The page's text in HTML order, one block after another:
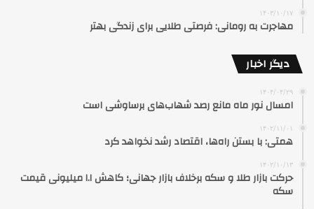
۱۴۰۳/۱۰/۱۷
مهاجرت به رومانی: فرصتی طلایی برای زندگی بهتر
دیگر اخبار
۱۴۰۴/۰۴/۲۹
امسال نور ماه مانع رصد شهاب‌های برساوشی است
۱۴۰۲/۱۱/۰۱
همتی: با بستن راه‌ها، اقتصاد رشد نخواهد کرد
۱۴۰۲/۱۰/۱۳
حرکت بازار طلا و سکه برخلاف بازار جهانی؛ کاهش ۱.۱ میلیونی قیمت
سکه